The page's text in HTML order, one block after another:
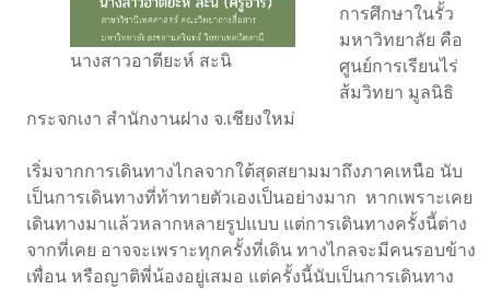
นางสาวอาตียะห์ สะนิ
การศึกษาในรั้ว
มหาวิทยาลัย คือ
ศูนย์การเรียนไร่
ส้มวิทยา มูลนิธิ
กระจกเงา สำนักงานฝาง จ.เชียงใหม่
เริ่มจากการเดินทางไกลจากใต้สุดสยามมาถึงภาคเหนือ นับ
เป็นการเดินทางที่ท้าทายตัวเองเป็นอย่างมาก หากเพราะเคย
เดินทางมาแล้วหลากหลายรูปแบบ แต่การเดินทางครั้งนี้ต่าง
จากที่เคย อาจจะเพราะทุกครั้งที่เดิน ทางไกลจะมีคนรอบข้าง
เพื่อน หรือญาติพี่น้องอยู่เสมอ แต่ครั้งนี้นับเป็นการเดินทาง